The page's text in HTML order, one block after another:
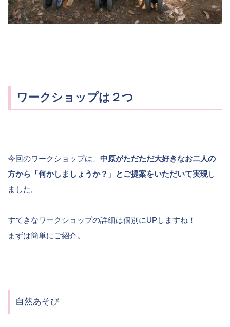
ワークショップは２つ
今回のワークショップは、 中原がただただ大好きなお二人の
方から「何かしましょうか？」とご提案をいただいて実現し
ました。
すてきなワークショップの詳細は個別にUPしますね！
まずは簡単にご紹介。
自然あそび